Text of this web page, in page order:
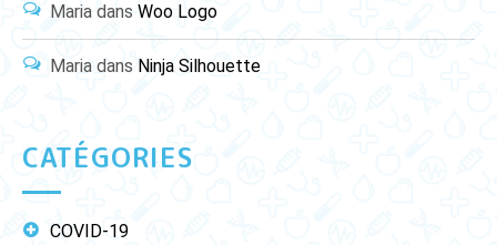
Maria dans Woo Logo
Maria dans Ninja Silhouette
CATÉGORIES
COVID-19